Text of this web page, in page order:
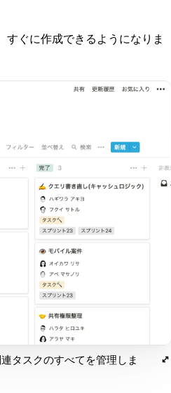
ぐに作成できるようになりま
タスクのすべてを管理しま